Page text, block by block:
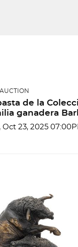
AUCTION
de la
ganadera
Oct 23, 2025